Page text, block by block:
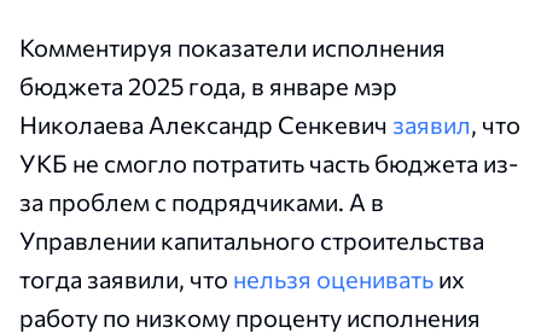
Комментируя показатели исполнения
бюджета 2025 года, в январе мэр
Николаева Александр Сенкевич заявил, что
УКБ не смогло потратить часть бюджета из-
за проблем с подрядчиками. А в
Управлении капитального строительства
тогда заявили, что нельзя оценивать их
работу по низкому проценту исполнения